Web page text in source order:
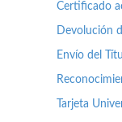
Certificado
Devolución
Envío del
Tarjeta